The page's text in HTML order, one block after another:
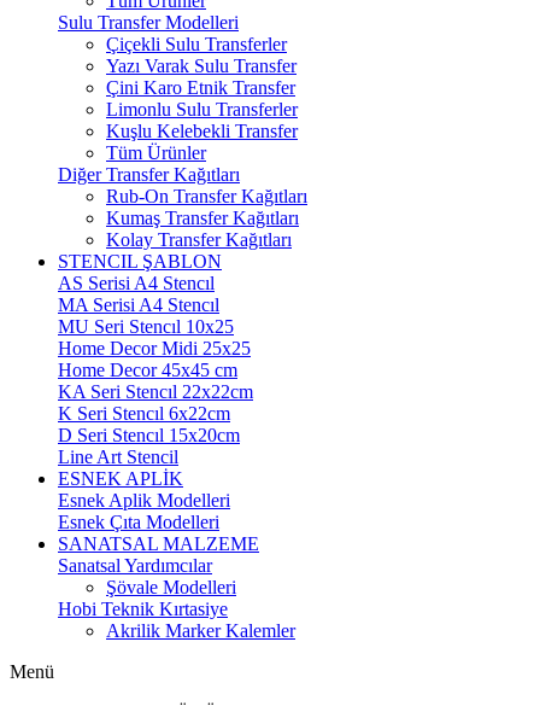
Sulu Transfer Modelleri
Çiçekli Sulu Transferler
Yazı Varak Sulu Transfer
Çini Karo Etnik Transfer
Limonlu Sulu Transferler
Kuşlu Kelebekli Transfer
Tüm Ürünler
Diğer Transfer Kağıtları
Rub-On Transfer Kağıtları
Kumaş Transfer Kağıtları
Kolay Transfer Kağıtları
STENCIL ŞABLON
AS Serisi A4 Stencıl
MA Serisi A4 Stencıl
MU Seri Stencıl 10x25
Home Decor Midi 25x25
Home Decor 45x45 cm
KA Seri Stencıl 22x22cm
K Seri Stencıl 6x22cm
D Seri Stencıl 15x20cm
Line Art Stencil
ESNEK APLİK
Esnek Aplik Modelleri
Esnek Çıta Modelleri
SANATSAL MALZEME
Sanatsal Yardımcılar
Şövale Modelleri
Hobi Teknik Kırtasiye
Akrilik Marker Kalemler
Menü